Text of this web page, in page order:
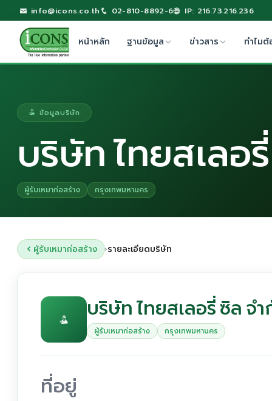
info@icons.co.th 02-810-8892-6 IP: 216.73.216.236
หน้าหลัก ฐานข้อมูล ข่าวสาร ทำไมต้
ข้อมูลบริษัท
บริษัท ไทยสเลอ
ผู้รับเหมาก่อสร้าง กรุงเทพมหานคร
ผู้รับเหมาก่อสร้าง ›รายละเอียดบริษัท
บริษัท ไทยสเลอรี่ ซิล จ
ผู้รับเหมาก่อสร้าง กรุงเทพมหานคร
ที่อยู่